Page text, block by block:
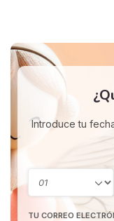
Introduce tu
TU CORREO